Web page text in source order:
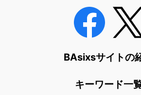
BAsixsサイトの
キーワード一